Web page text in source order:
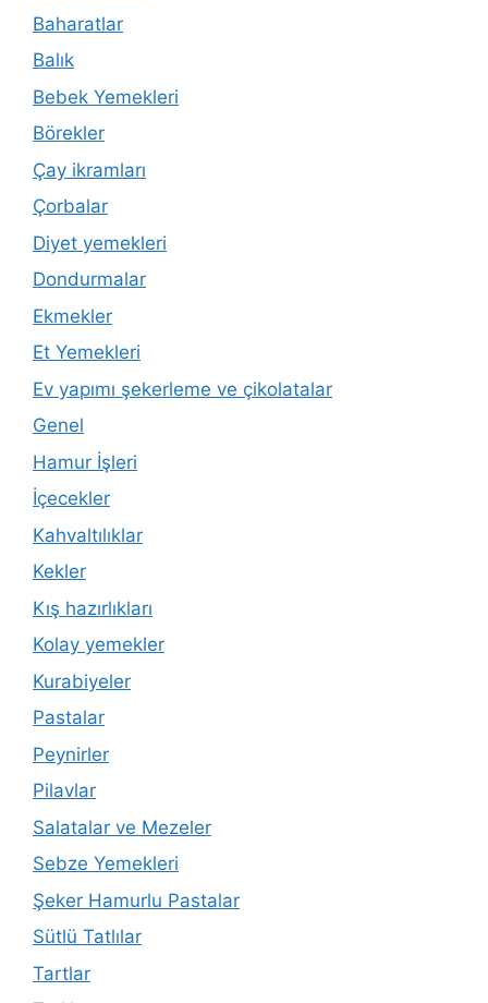
Baharatlar
Balık
Bebek Yemekleri
Börekler
Çay ikramları
Çorbalar
Diyet yemekleri
Dondurmalar
Ekmekler
Et Yemekleri
Ev yapımı şekerleme ve çikolatalar
Genel
Hamur İşleri
İçecekler
Kahvaltılıklar
Kekler
Kış hazırlıkları
Kolay yemekler
Kurabiyeler
Pastalar
Peynirler
Pilavlar
Salatalar ve Mezeler
Sebze Yemekleri
Şeker Hamurlu Pastalar
Sütlü Tatlılar
Tartlar